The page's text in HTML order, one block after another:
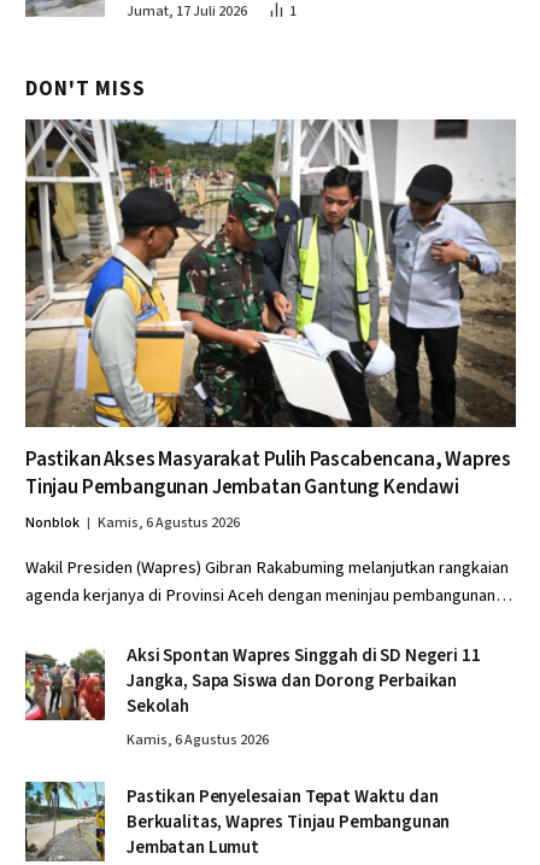
Jumat, 17 Juli 2026 1
DON'T MISS
Pastikan Akses Masyarakat Pulih Pascabencana, Wapres
Tinjau Pembangunan Jembatan Gantung Kendawi
Nonblok Kamis, 6 Agustus 2026
Wakil Presiden (Wapres) Gibran Rakabuming melanjutkan rangkaian
agenda kerjanya di Provinsi Aceh dengan meninjau pembangunan…
Aksi Spontan Wapres Singgah di SD Negeri 11
Jangka, Sapa Siswa dan Dorong Perbaikan
Sekolah
Kamis, 6 Agustus 2026
Pastikan Penyelesaian Tepat Waktu dan
Berkualitas, Wapres Tinjau Pembangunan
Jembatan Lumut